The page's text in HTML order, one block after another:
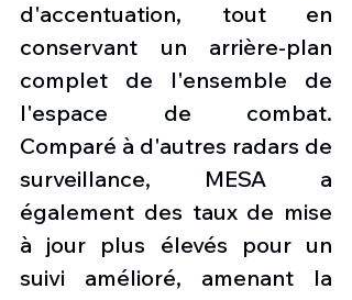
d'accentuation, tout en
conservant un arrière-plan
complet de l'ensemble de
l'espace de combat.
Comparé à d'autres radars de
surveillance, MESA a
également des taux de mise
à jour plus élevés pour un
suivi amélioré, amenant la